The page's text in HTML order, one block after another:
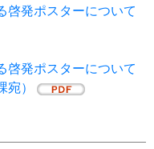
啓発ポスターについて
啓発ポスターについて
宛）